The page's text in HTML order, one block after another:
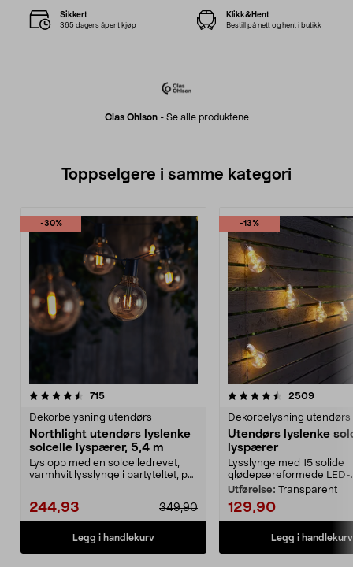
Clas Ohlson- Se alle produktene
Sikkert
365 dagers åpent kjøp
Klikk&Hent
Bestill på nett og hent i butikk
Toppselgere i samme kategori
-30%
715anmeldelser
Dekorbelysning utendørs
Northlight utendørs lyslenke
solcelle lyspærer, 5,4 m
Lys opp med en solcelledrevet,
varmhvit lysslynge i partyteltet, på
244,93 349,90
Legg i handlekurv
-13%
4.5 av 5 stjerner 2509
Dekorbelysning utendørs
Utendørs lyslenke
lyspærer
Lysslynge med 15 solide
glødepæreformede LED-
Utførelse: Transparent
129,90
Legg i handlekurv
4.5 av 5 stjerner